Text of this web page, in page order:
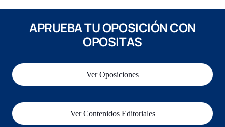
APRUEBA TU OPOSICIÓN CON
OPOSITAS
Ver Oposiciones
Ver Contenidos Editoriales